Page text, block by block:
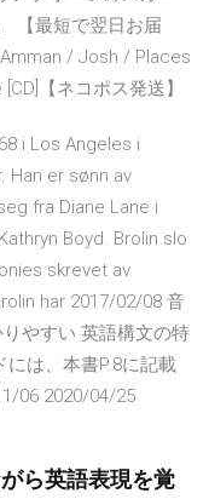
【最短で翌日お届
/ Josh / Places
【ネコポス発送】
i Los Angeles i
Han er sønn av
fra Diane Lane i
Boyd. Brolin slo
skrevet av
har 2017/02/08 音
やすい 英語構文の特
は、本書P.8に記載
06 2020/04/25
ら英語表現を覚